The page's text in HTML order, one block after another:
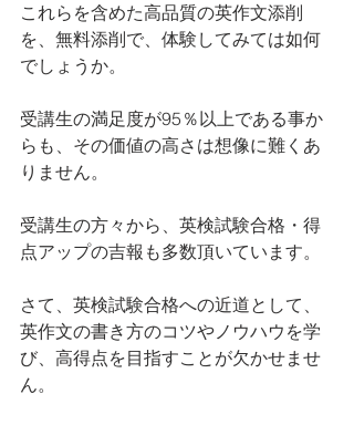
これらを含めた高品質の英作文添削
を、無料添削で、体験してみては如何
でしょうか。
受講生の満足度が95％以上である事か
らも、その価値の高さは想像に難くあ
りません。
受講生の方々から、英検試験合格・得
点アップの吉報も多数頂いています。
さて、英検試験合格への近道として、
英作文の書き方のコツやノウハウを学
び、高得点を目指すことが欠かせませ
ん。